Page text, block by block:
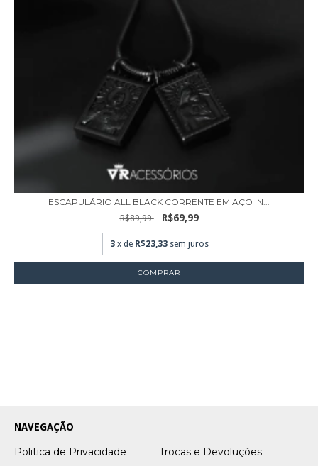
ESCAPULÁRIO ALL BLACK CORRENTE EM AÇO IN...
R$89,99 R$69,99
3 x de R$23,33 sem juros
COMPRAR
NAVEGAÇÃO
Politica de Privacidade Trocas e Devoluções